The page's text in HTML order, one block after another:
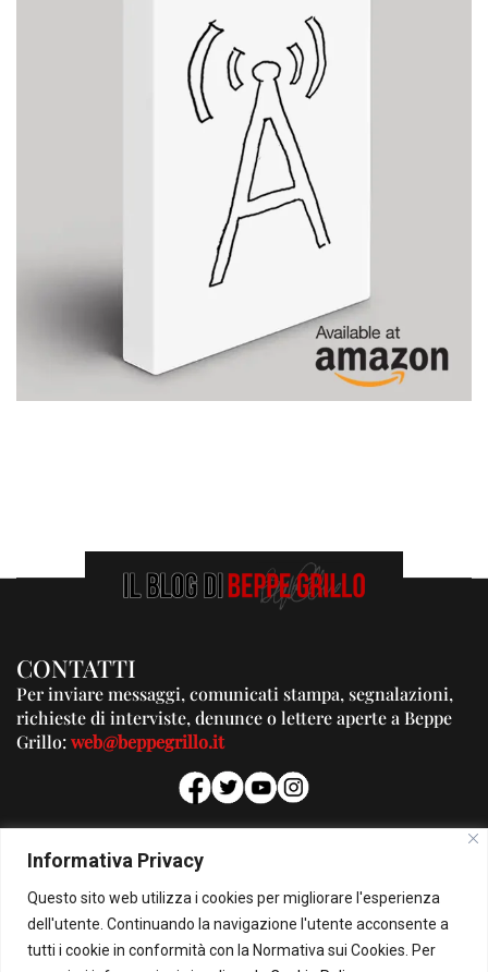
Informativa Privacy
Questo sito web utilizza i cookies per migliorare l'esperienza
dell'utente. Continuando la navigazione l'utente acconsente a
tutti i cookie in conformità con la Normativa sui Cookies. Per
CONTATTI
Per inviare messaggi, comunicati stampa, segnalazioni,
richieste di interviste, denunce o lettere aperte a Beppe
Grillo:web@beppegrillo.it
PUBBLICITA'
Per la tua pubblicità su questo Blog:
pubblicita@beppegrillo.it